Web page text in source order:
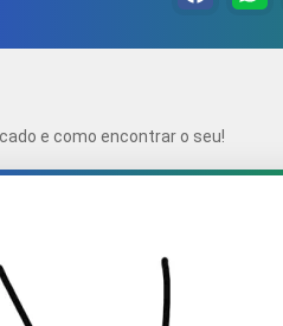
e como encontrar o seu!